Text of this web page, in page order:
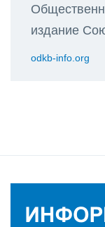
издание
odkb-info.org